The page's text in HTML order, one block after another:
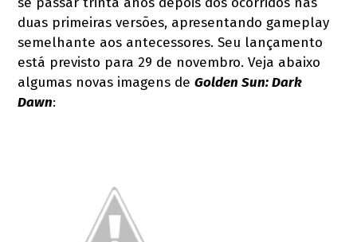
duas primeiras versões, apresentando gameplay
semelhante aos antecessores. Seu lançamento
está previsto para 29 de novembro. Veja abaixo
algumas novas imagens deGolden Sun: Dark
Dawn: